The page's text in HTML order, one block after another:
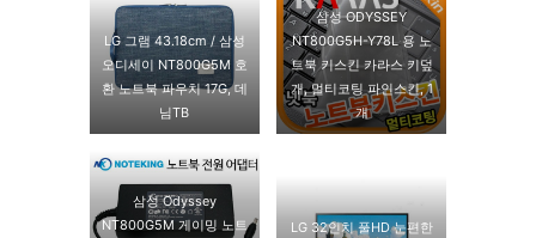
LG 그램 43.18cm / 삼성
오디세이 NT800G5M 호
환 노트북 파우치 17G, 데
님TB
삼성 ODYSSEY
NT800G5H-Y78L 용 노
트북 키스킨 카라스 키덮
개, 멀티코팅 파인스킨, 1
개
삼성 Odyssey
NT800G5M 게이밍 노트
LG 32인치 풀HD 눈편한